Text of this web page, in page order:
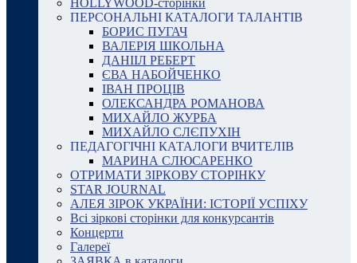
HOLLYWOOD-сторінки
ПЕРСОНАЛЬНІ КАТАЛОГИ ТАЛАНТІВ
БОРИС ПУГАЧ
ВАЛЕРІЯ ШКОЛЬНА
ДАНІІЛ РЕБЕРТ
ЄВА НАБОЙЧЕНКО
ІВАН ПРОЦІВ
ОЛЕКСАНДРА РОМАНОВА
МИХАЙЛО ЖУРБА
МИХАЙЛО СЛЄПУХІН
ПЕДАГОГІЧНІ КАТАЛОГИ ВЧИТЕЛІВ
МАРИНА СЛЮСАРЕНКО
ОТРИМАТИ ЗІРКОВУ СТОРІНКУ
STAR JOURNAL
АЛЕЯ ЗІРОК УКРАЇНИ: ІСТОРІЇ УСПІХУ
Всі зіркові сторінки для конкурсантів
Концерти
Галереї